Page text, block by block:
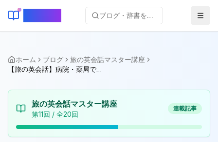
ブログ・辞書を検索...
ホーム ブログ
旅の英会話マスター講座
【旅の英会話】病院・薬局で使えるフレーズ150選
旅の英会話マスター講座
第11回 / 全20回
連載記事